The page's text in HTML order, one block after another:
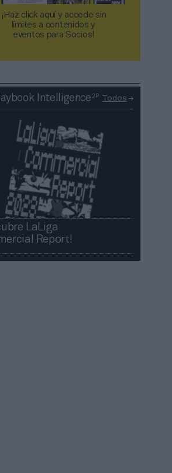
¡Haz click aquí y accede sin
límites a contenidos y
eventos para Socios!​​​​​​​
Intelligence2P Todos
LaLiga
Report!​​